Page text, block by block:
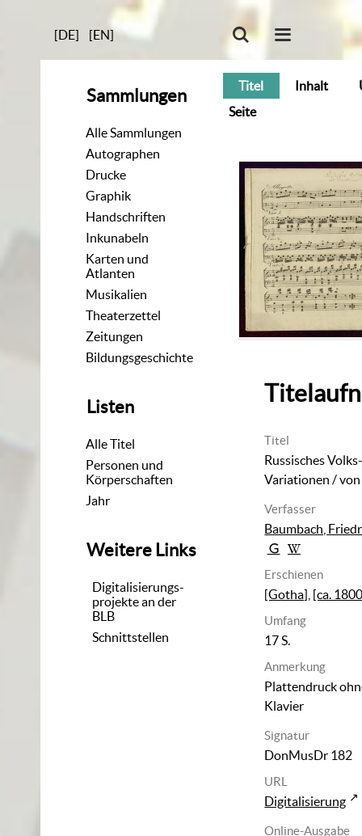
[DE] [EN]
Sammlungen
Alle Sammlungen
Autographen
Drucke
Graphik
Handschriften
Inkunabeln
Karten und
Atlanten
Musikalien
Theaterzettel
Zeitungen
Bildungsgeschichte
Listen
Alle Titel
Personen und
Körperschaften
Jahr
Weitere Links
Digitalisierungs-
projekte an der
BLB
Schnittstellen
Titel Inhalt
Seite
Titel
Russisches
Variationen / von
Verfasser
Baumbach,
Erschienen
[Gotha] [ca.
Umfang
17 S.
Anmerkung
Plattendruck
Klavier
Signatur
DonMusDr 182
URL
Digitalisierung
Online-Ausgabe